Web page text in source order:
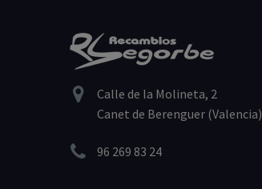


Calle de la Molineta, 2
Canet de Berenguer (Valencia)

 96 269 83 24